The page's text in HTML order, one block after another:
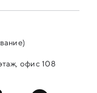
офис 108